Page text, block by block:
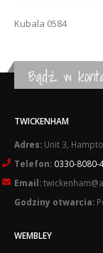
Kubala 0584
Bądź w
TWICKENHAM
Adres: Unit 3,
Telefon: 0330-8080-
Email:
Godziny otwarcia:
WEMBLEY